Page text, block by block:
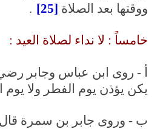
ووقتها بعد الصلاة [25]
.
خامساً : لا نداء لصلاة العيد :
أ - روى ابن عباس وجابر رضي
يكن يؤذن يوم الفطر ولا
ب - وروى جابر بن سمرة